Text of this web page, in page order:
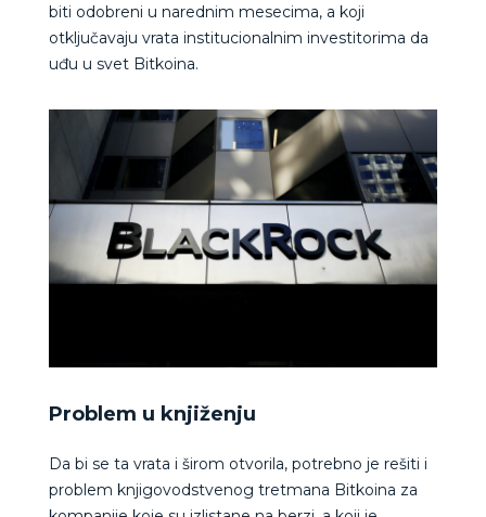
biti odobreni u narednim mesecima, a koji
otključavaju vrata institucionalnim investitorima da
uđu u svet Bitkoina.
Problem u knjiženju
Da bi se ta vrata i širom otvorila, potrebno je rešiti i
problem knjigovodstvenog tretmana Bitkoina za